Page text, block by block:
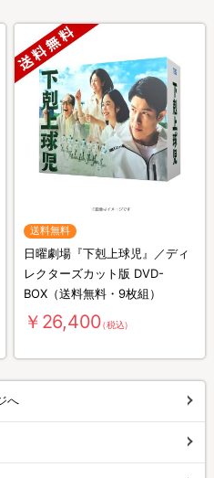
送料無料
日曜劇場『下剋上球児』／ディ
レクターズカット版 DVD-
BOX（送料無料・9枚組）
￥26,400（税込）
へ